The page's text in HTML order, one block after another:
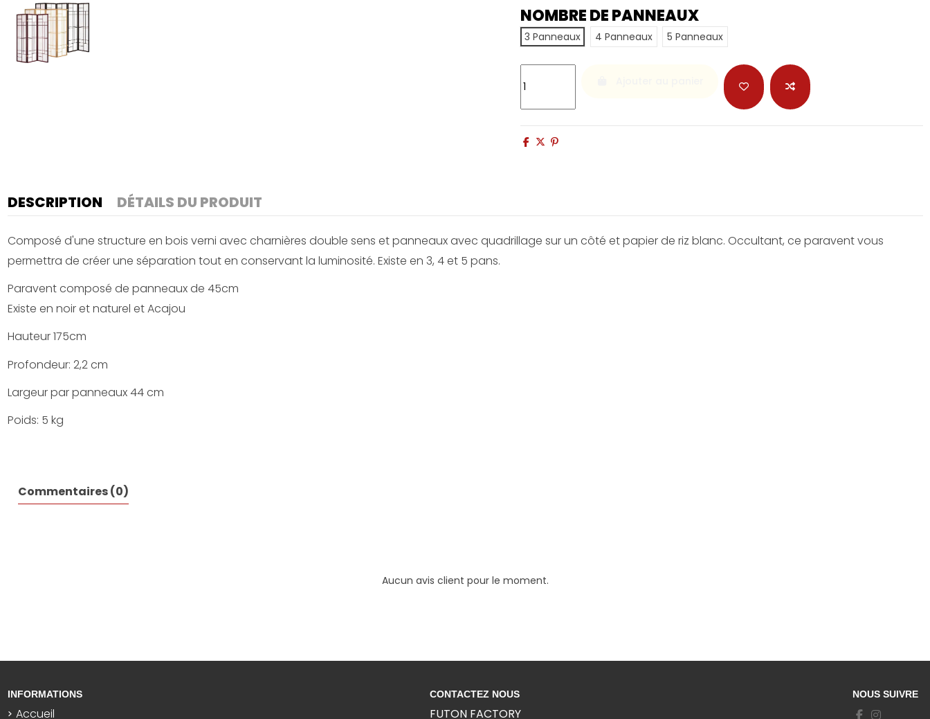
NOMBRE DE PANNEAUX
3 Panneaux 4 Panneaux 5 Panneaux
DESCRIPTION DÉTAILS DU PRODUIT
Composé d'une structure en bois verni avec charnières double sens et panneaux avec quadrillage sur un côté et papier de riz blanc. Occultant, ce paravent vous
permettra de créer une séparation tout en conservant la luminosité. Existe en 3, 4 et 5 pans.
Paravent composé de panneaux de 45cm
Existe en noir et naturel et Acajou
Hauteur 175cm
Profondeur: 2,2 cm
Largeur par panneaux 44 cm
Poids: 5 kg
Commentaires (0)
Aucun avis client pour le moment.
INFORMATIONS
Accueil
CONTACTEZ NOUS
FUTON FACTORY
NOUS SUIVRE